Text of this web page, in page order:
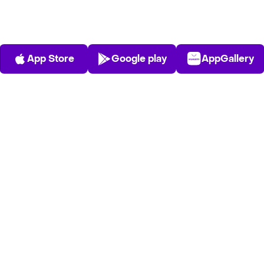
App Store
App Store
Play Store
Google play AppGallery